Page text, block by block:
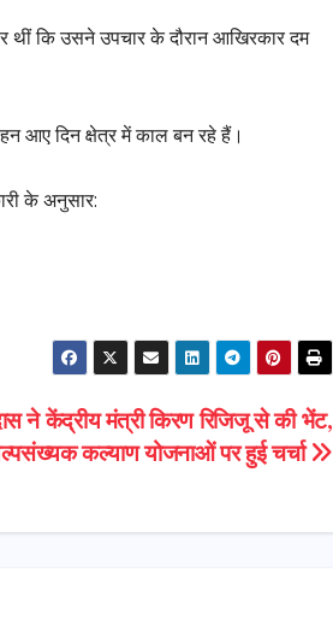
थीं कि उसने उपचार के दौरान आखिरकार दम
आए दिन क्षेत्र में काल बन रहे हैं।
के अनुसार:
ने केंद्रीय मंत्री किरण रिजिजू से की भेंट,
कल्याण योजनाओं पर हुई चर्चा